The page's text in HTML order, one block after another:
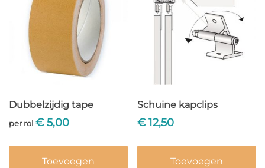
Dubbelzijdig tape
per rol €5,00
Toevoegen
Schuine kapclips
€12,50
Toevoegen